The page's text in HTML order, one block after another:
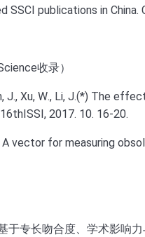
SSCI publications in
收录）
J., Xu, W., Li, J.(*) The
2017. 10. 16-20.
A vector for measuring
于专长吻合度、学术影响